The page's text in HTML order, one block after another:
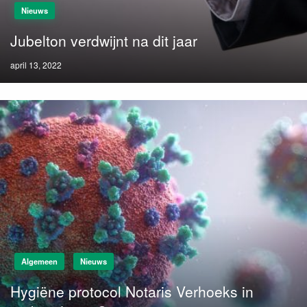
Nieuws
Jubelton verdwijnt na dit jaar
Posted
on
april 13, 2022
Algemeen Nieuws
Hygiëne protocol Notaris Verhoeks in